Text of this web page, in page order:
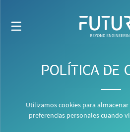
POLÍTICA DE
Utilizamos cookies para
preferencias personales cuando